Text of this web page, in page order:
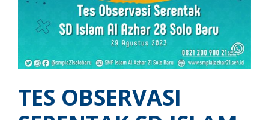
TES OBSERVASI